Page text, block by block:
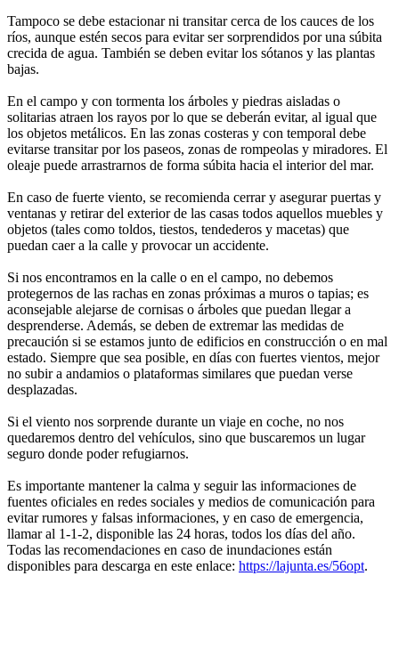
Tampoco se debe estacionar ni transitar cerca de los cauces de los
ríos, aunque estén secos para evitar ser sorprendidos por una súbita
crecida de agua. También se deben evitar los sótanos y las plantas
bajas.
En el campo y con tormenta los árboles y piedras aisladas o
solitarias atraen los rayos por lo que se deberán evitar, al igual que
los objetos metálicos. En las zonas costeras y con temporal debe
evitarse transitar por los paseos, zonas de rompeolas y miradores. El
oleaje puede arrastrarnos de forma súbita hacia el interior del mar.
En caso de fuerte viento, se recomienda cerrar y asegurar puertas y
ventanas y retirar del exterior de las casas todos aquellos muebles y
objetos (tales como toldos, tiestos, tendederos y macetas) que
puedan caer a la calle y provocar un accidente.
Si nos encontramos en la calle o en el campo, no debemos
protegernos de las rachas en zonas próximas a muros o tapias; es
aconsejable alejarse de cornisas o árboles que puedan llegar a
desprenderse. Además, se deben de extremar las medidas de
precaución si se estamos junto de edificios en construcción o en mal
estado. Siempre que sea posible, en días con fuertes vientos, mejor
no subir a andamios o plataformas similares que puedan verse
desplazadas.
Si el viento nos sorprende durante un viaje en coche, no nos
quedaremos dentro del vehículos, sino que buscaremos un lugar
seguro donde poder refugiarnos.
Es importante mantener la calma y seguir las informaciones de
fuentes oficiales en redes sociales y medios de comunicación para
evitar rumores y falsas informaciones, y en caso de emergencia,
llamar al 1-1-2, disponible las 24 horas, todos los días del año.
Todas las recomendaciones en caso de inundaciones están
disponibles para descarga en este enlace: https://lajunta.es/56opt.